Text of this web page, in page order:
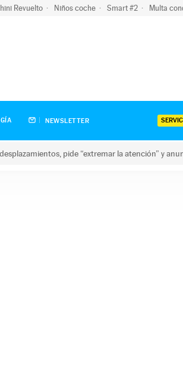
Revuelto Niños coche Smart #2 Multa
NEWSLETTER
pide “extremar la atención” y